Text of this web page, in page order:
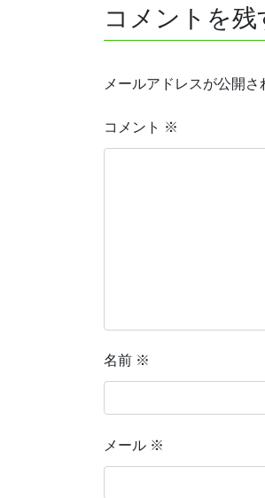
コメントを残
メールアドレスが公開さ
コメント ※
名前 ※
メール ※